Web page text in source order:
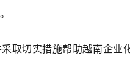
取切实措施帮助越南企业